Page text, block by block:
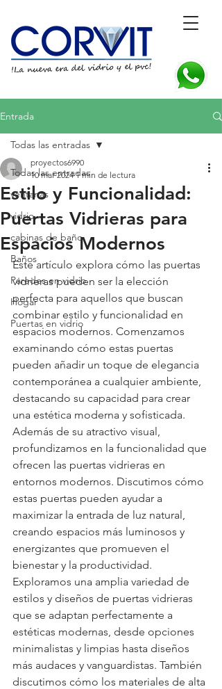
Entrada
Todas las entradas
ventanas
vidrio
cabinas de baño
Baños
Paredes en vidrio
Hogar
Puertas en vidrio
Todas las entradas
Estilo y Funcionalidad:
Puertas Vidrieras para
Espacios Modernos
proyectos6990
10 mar 2024 1 min de lectura
Este artículo explora cómo las puertas
vidrieras pueden ser la elección
perfecta para aquellos que buscan
combinar estilo y funcionalidad en
espacios modernos. Comenzamos
examinando cómo estas puertas
pueden añadir un toque de elegancia
contemporánea a cualquier ambiente,
destacando su capacidad para crear
una estética moderna y sofisticada.
Además de su atractivo visual,
profundizamos en la funcionalidad que
ofrecen las puertas vidrieras en
entornos modernos. Discutimos cómo
estas puertas pueden ayudar a
maximizar la entrada de luz natural,
creando espacios más luminosos y
energizantes que promueven el
bienestar y la productividad.
Exploramos una amplia variedad de
estilos y diseños de puertas vidrieras
que se adaptan perfectamente a
estéticas modernas, desde opciones
minimalistas y limpias hasta diseños
más audaces y vanguardistas. También
discutimos cómo los materiales de alta